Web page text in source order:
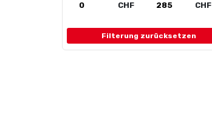
CHF CHF
Filterung zurücksetzen